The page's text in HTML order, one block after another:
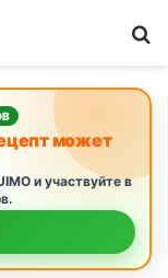
может
и участвуйте в